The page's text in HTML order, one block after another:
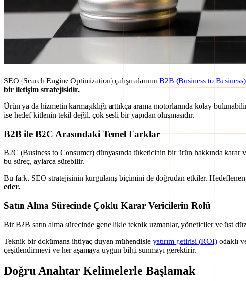
SEO (Search Engine Optimization) çalışmalarının B2B (Business to Business)
bir iletişim stratejisidir.
Ürün ya da hizmetin karmaşıklığı arttıkça arama motorlarında kolay
ise hedef kitlenin tekil değil, çok sesli bir yapıdan oluşmasıdır.
B2B ile B2C Arasındaki Temel Farklar
B2C (Business to Consumer) dünyasında tüketicinin bir ürün hakkında karar
bu süreç, aylarca sürebilir.
Bu fark, SEO stratejisinin kurgulanış biçimini de doğrudan etkiler.
eder.
Satın Alma Sürecinde Çoklu Karar Vericilerin Rolü
Bir B2B satın alma sürecinde genellikle teknik uzmanlar, yöneticiler ve üst
Teknik bir dokümana ihtiyaç duyan mühendisle yatırım getirisi (ROI) odaklı
çeşitlendirmeyi ve her aşamaya uygun bilgi sunmayı gerektirir.
Doğru Anahtar Kelimelerle Başlamak